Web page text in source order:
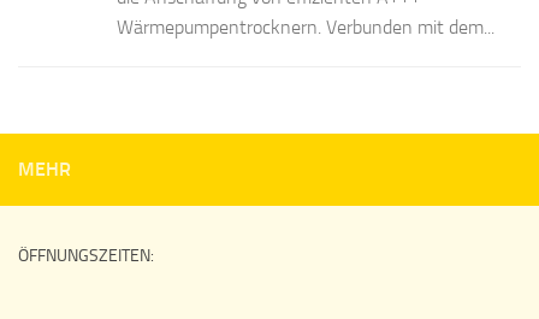
Wärmepumpentrocknern. Verbunden mit dem...
MEHR
ÖFFNUNGSZEITEN: